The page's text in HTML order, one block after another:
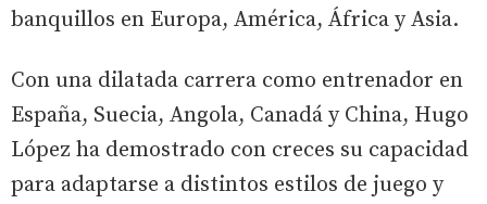
banquillos en Europa, América, África y Asia.
Con una dilatada carrera como entrenador en
España, Suecia, Angola, Canadá y China, Hugo
López ha demostrado con creces su capacidad
para adaptarse a distintos estilos de juego y